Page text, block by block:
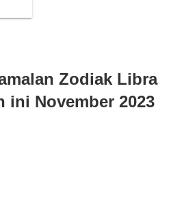
Zodiak Libra
ini November 2023